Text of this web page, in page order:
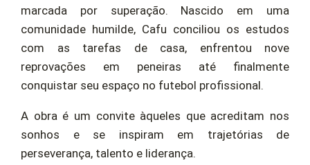
marcada por superação. Nascido em uma
comunidade humilde, Cafu conciliou os estudos
com as tarefas de casa, enfrentou nove
reprovações em peneiras até finalmente
conquistar seu espaço no futebol profissional.
A obra é um convite àqueles que acreditam nos
sonhos e se inspiram em trajetórias de
perseverança, talento e liderança.